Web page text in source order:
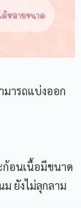
มารถแบ่งออก
ก้อนเนื้อมีขนาด
ม ยังไม่ลุกลาม